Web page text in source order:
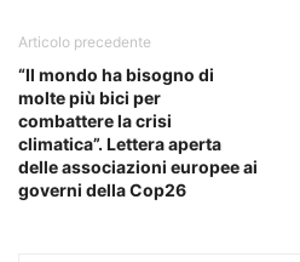
Articolo precedente
“Il mondo ha bisogno di
molte più bici per
combattere la crisi
climatica”. Lettera aperta
delle associazioni europee ai
governi della Cop26